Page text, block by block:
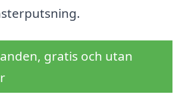
gratis och utan